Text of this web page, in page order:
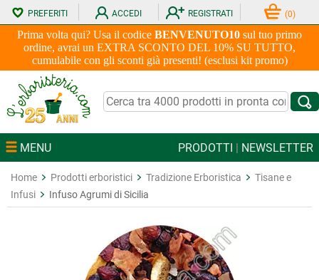
Prima volta qui? Usa il codice BENVENUTO10 sul tuo primo
ordine, avrai un EXTRA SCONTO DEL 10% SU TUTTO,
cumulabile con gli sconti già presenti! (esclusi kit promo)
PREFERITI ACCEDI REGISTRATI (0)
MENU PRODOTTI | NEWSLETTER
Home Prodotti erboristici Tradizione Erboristica
Tisane e
Infusi
Infuso Agrumi di Sicilia